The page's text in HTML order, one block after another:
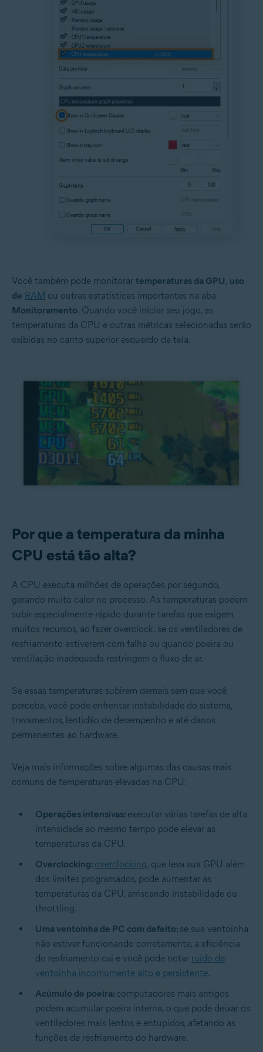
Você também pode monitorar temperaturas da GPU , uso
de RAM ou outras estatísticas importantes na aba
Monitoramento. Quando você iniciar seu jogo, as
temperaturas da CPU e outras métricas selecionadas serão
exibidas no canto superior esquerdo da tela.
Por que a temperatura da minha
CPU está tão alta?
A CPU executa milhões de operações por segundo,
gerando muito calor no processo. As temperaturas podem
subir especialmente rápido durante tarefas que exigem
muitos recursos, ao fazer overclock, se os ventiladores de
resfriamento estiverem com falha ou quando poeira ou
ventilação inadequada restringem o fluxo de ar.
Se essas temperaturas subirem demais sem que você
perceba, você pode enfrentar instabilidade do sistema,
travamentos, lentidão de desempenho e até danos
permanentes ao hardware.
Veja mais informações sobre algumas das causas mais
comuns de temperaturas elevadas na CPU:
Operações intensivas: executar várias tarefas de alta
intensidade ao mesmo tempo pode elevar as
temperaturas da CPU.
Overclocking: overclocking, que leva sua GPU além
dos limites programados, pode aumentar as
temperaturas da CPU, arriscando instabilidade ou
throttling.
Uma ventoinha de PC com defeito: se sua ventoinha
não estiver funcionando corretamente, a eficiência
do resfriamento cai e você pode notar ruído de
ventoinha incomumente alto e persistente.
Acúmulo de poeira: computadores mais antigos
podem acumular poeira interna, o que pode deixar os
ventiladores mais lentos e entupidos, afetando as
funções de resfriamento do hardware.